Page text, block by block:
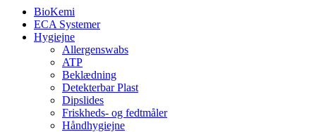
BioKemi
ECA Systemer
Hygiejne
Allergenswabs
ATP
Beklædning
Detekterbar Plast
Dipslides
Friskheds- og fedtmåler
Håndhygiejne